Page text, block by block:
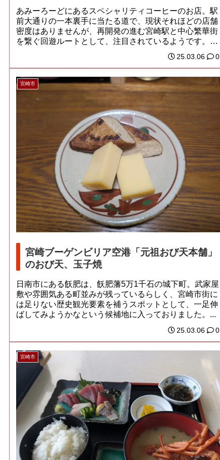
あみーろーどにあるスペシャリティコーヒーのお店。駅
前大通りの一本裏手に当たる道で、現状それほどの店舗
密度はありませんが、再開発の進む宮崎駅と中心繁華街
を繋ぐ回遊ルートとして、注目されているようです。
25.03.06 0
宮崎市
宮崎ブーゲンビリア空港「元祖おび天本舗」
のおび天、玉子焼
日南市にある飫肥は、飫肥藩5万1千石の城下町。武家屋
敷や雰囲気ある町並みが残っているらしく、宮崎市街に
は足りない歴史観光要素を補うスポットとして、一足伸
ばしてみようかなという候補地に入っておりました。...
25.03.06 0
宮崎市